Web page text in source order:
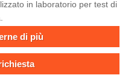
in laboratorio per test di
di più